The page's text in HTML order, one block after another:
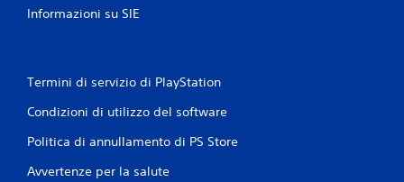
Informazioni su SIE
Termini di servizio di PlayStation
Condizioni di utilizzo del software
Politica di annullamento di PS Store
Avvertenze per la salute